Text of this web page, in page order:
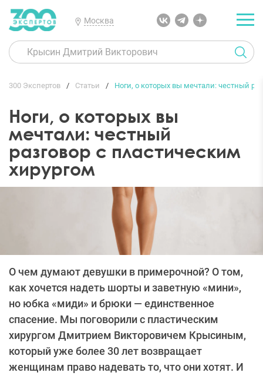
Москва
300 Экспертов Статьи Ноги, о которых вы мечтали: честный
Ноги, о которых вы
мечтали: честный
разговор с пластическим
хирургом
О чем думают девушки в примерочной? О том,
как хочется надеть шорты и заветную «мини»,
но юбка «миди» и брюки — единственное
спасение. Мы поговорили с пластическим
хирургом Дмитрием Викторовичем Крысиным,
который уже более 30 лет возвращает
женщинам право надевать то, что они хотят. И